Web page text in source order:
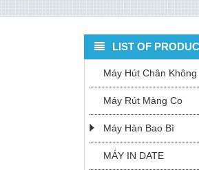
LIST OF
Máy Hút Chân Không
Máy Rút Màng Co
Máy Hàn Bao Bì
MÁY IN DATE